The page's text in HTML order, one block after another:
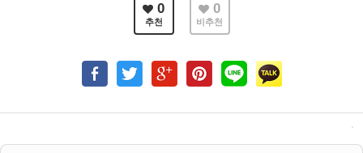
0
추천
0
비추천